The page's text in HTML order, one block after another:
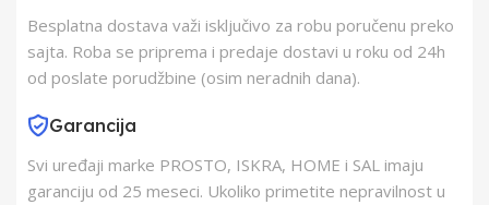
Besplatna dostava važi isključivo za robu poručenu preko
sajta. Roba se priprema i predaje dostavi u roku od 24h
od poslate porudžbine (osim neradnih dana).
Garancija
Svi uređaji marke PROSTO, ISKRA, HOME i SAL imaju
garanciju od 25 meseci. Ukoliko primetite nepravilnost u